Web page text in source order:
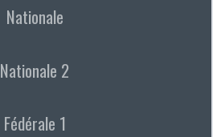
Nationale
Nationale 2
Fédérale 1